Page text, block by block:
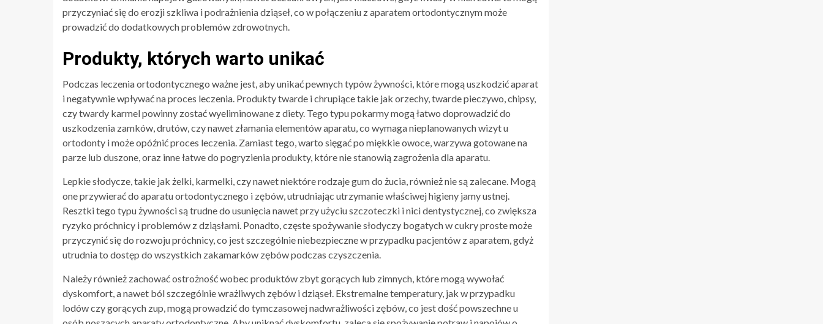
przyczyniać się do erozji szkliwa i podrażnienia dziąseł, co w połączeniu z aparatem ortodontycznym może
prowadzić do dodatkowych problemów zdrowotnych.
Produkty, których warto unikać
Podczas leczenia ortodontycznego ważne jest, aby unikać pewnych typów żywności, które mogą uszkodzić aparat
i negatywnie wpływać na proces leczenia. Produkty twarde i chrupiące takie jak orzechy, twarde pieczywo, chipsy,
czy twardy karmel powinny zostać wyeliminowane z diety. Tego typu pokarmy mogą łatwo doprowadzić do
uszkodzenia zamków, drutów, czy nawet złamania elementów aparatu, co wymaga nieplanowanych wizyt u
ortodonty i może opóźnić proces leczenia. Zamiast tego, warto sięgać po miękkie owoce, warzywa gotowane na
parze lub duszone, oraz inne łatwe do pogryzienia produkty, które nie stanowią zagrożenia dla aparatu.
Lepkie słodycze, takie jak żelki, karmelki, czy nawet niektóre rodzaje gum do żucia, również nie są zalecane. Mogą
one przywierać do aparatu ortodontycznego i zębów, utrudniając utrzymanie właściwej higieny jamy ustnej.
Resztki tego typu żywności są trudne do usunięcia nawet przy użyciu szczoteczki i nici dentystycznej, co zwiększa
ryzyko próchnicy i problemów z dziąsłami. Ponadto, częste spożywanie słodyczy bogatych w cukry proste może
przyczynić się do rozwoju próchnicy, co jest szczególnie niebezpieczne w przypadku pacjentów z aparatem, gdyż
utrudnia to dostęp do wszystkich zakamarków zębów podczas czyszczenia.
Należy również zachować ostrożność wobec produktów zbyt gorących lub zimnych, które mogą wywołać
dyskomfort, a nawet ból szczególnie wrażliwych zębów i dziąseł. Ekstremalne temperatury, jak w przypadku
lodów czy gorących zup, mogą prowadzić do tymczasowej nadwrażliwości zębów, co jest dość powszechne u